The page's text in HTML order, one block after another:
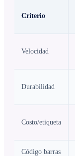
Criterio
Velocidad
Durabilidad
Costo/etiqueta
Código barras